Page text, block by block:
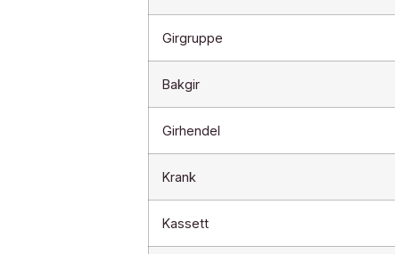
Girgruppe
Bakgir
Girhendel
Krank
Kassett